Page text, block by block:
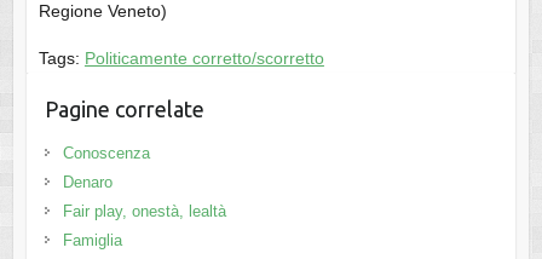
Regione Veneto)
Tags: Politicamente corretto/scorretto
Pagine correlate
Conoscenza
Denaro
Fair play, onestà, lealtà
Famiglia